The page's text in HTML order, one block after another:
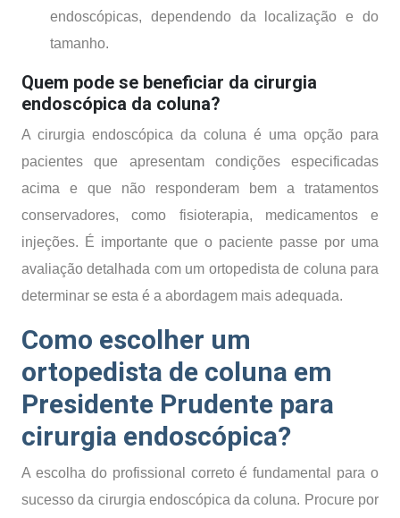
endoscópicas, dependendo da localização e do
tamanho.
Quem pode se beneficiar da cirurgia
endoscópica da coluna?
A cirurgia endoscópica da coluna é uma opção para
pacientes que apresentam condições especificadas
acima e que não responderam bem a tratamentos
conservadores, como fisioterapia, medicamentos e
injeções. É importante que o paciente passe por uma
avaliação detalhada com um ortopedista de coluna para
determinar se esta é a abordagem mais adequada.
Como escolher um
ortopedista de coluna em
Presidente Prudente para
cirurgia endoscópica?
A escolha do profissional correto é fundamental para o
sucesso da cirurgia endoscópica da coluna. Procure por